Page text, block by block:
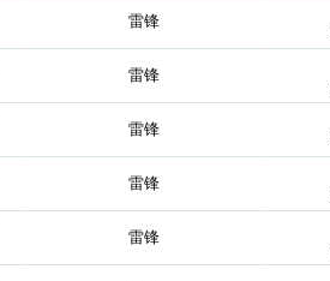
雷锋
雷锋
雷锋
雷锋
雷锋